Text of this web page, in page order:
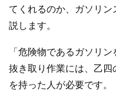
てくれるのか、ガソリ
説します。
「危険物であるガソリ
抜き取り作業には、乙四
を持った人が必要です。